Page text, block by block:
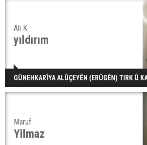
Ali K.
yıldırım
GÛNEHKARÎYA ALÛÇEYÊN (ERÛGÊN) TIRK Û
Maruf
Yilmaz